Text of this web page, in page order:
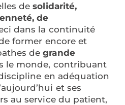
desolidarité,
de
dans la continuité
former encore et
degrande
le monde, contribuant
en adéquation
et ses
au service du patient,